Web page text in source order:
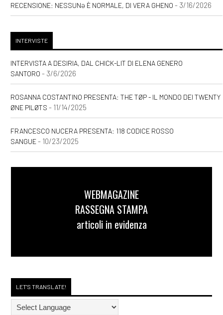
RECENSIONE: NESSUNƏ È NORMALE, DI VERA GHENO - 3/16/2026
INTERVISTE
INTERVISTA A DESIRIA, DAL CHICK-LIT DI ELENA GENERO
SANTORO - 3/6/2026
ROSANNA COSTANTINO PRESENTA: THE TØP - IL MONDO DEI TWENTY
ØNE PILØTS - 11/14/2025
FRANCESCO NUCERA PRESENTA: 118 CODICE ROSSO
SANGUE- 10/23/2025
WEBMAGAZINE
RASSEGNA STAMPA
articoli in evidenza
LET'S TRANSLATE!